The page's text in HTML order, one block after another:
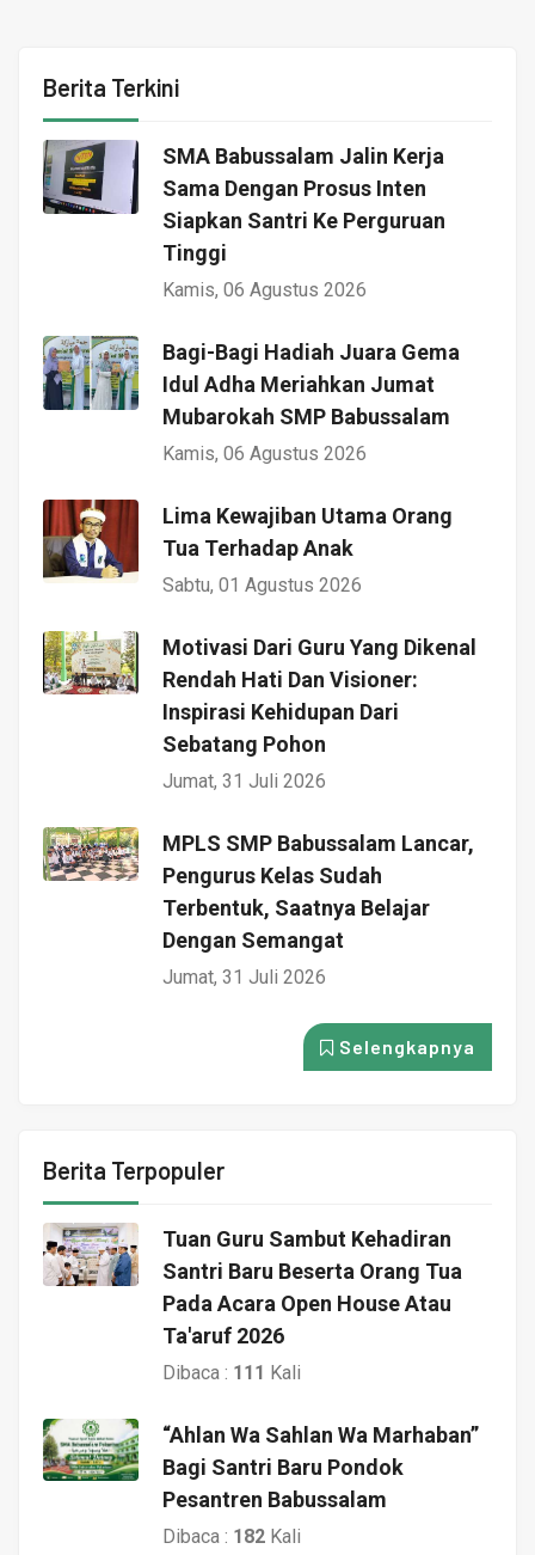
Berita Terkini
SMA Babussalam Jalin Kerja
Sama Dengan Prosus Inten
Siapkan Santri Ke Perguruan
Tinggi
Kamis, 06 Agustus 2026
Bagi-Bagi Hadiah Juara Gema
Idul Adha Meriahkan Jumat
Mubarokah SMP Babussalam
Kamis, 06 Agustus 2026
Lima Kewajiban Utama Orang
Tua Terhadap Anak
Sabtu, 01 Agustus 2026
Motivasi Dari Guru Yang Dikenal
Rendah Hati Dan Visioner:
Inspirasi Kehidupan Dari
Sebatang Pohon
Jumat, 31 Juli 2026
MPLS SMP Babussalam Lancar,
Pengurus Kelas Sudah
Terbentuk, Saatnya Belajar
Dengan Semangat
Jumat, 31 Juli 2026
Selengkapnya
Berita Terpopuler
Tuan Guru Sambut Kehadiran
Santri Baru Beserta Orang Tua
Pada Acara Open House Atau
Ta'aruf 2026
Dibaca : 111 Kali
“Ahlan Wa Sahlan Wa Marhaban”
Bagi Santri Baru Pondok
Pesantren Babussalam
Dibaca : 182 Kali